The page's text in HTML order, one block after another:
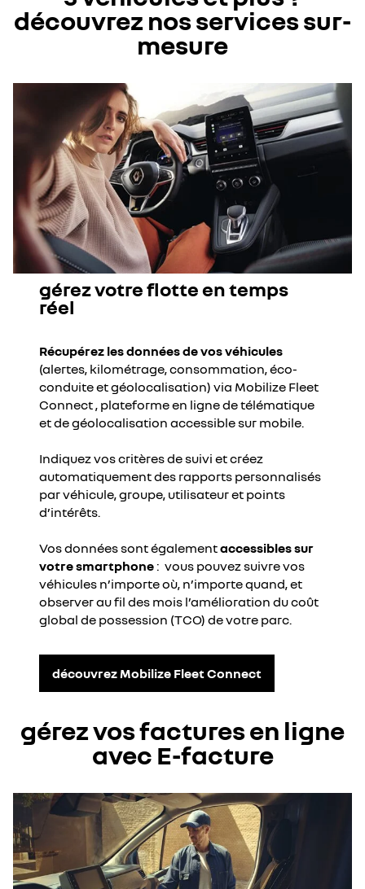
découvrez nos services sur-
mesure
gérez votre flotte en temps
réel
Récupérez les données de vos véhicules
(alertes, kilométrage, consommation, éco-
conduite et géolocalisation) via Mobilize Fleet
Connect , plateforme en ligne de télématique
et de géolocalisation accessible sur mobile.
Indiquez vos critères de suivi et créez
automatiquement des rapports personnalisés
par véhicule, groupe, utilisateur et points
d’intérêts.
Vos données sont égalementaccessibles sur
votre smartphone : vous pouvez suivre vos
véhicules n’importe où, n’importe quand, et
observer au fil des mois l’amélioration du coût
global de possession (TCO) de votre parc.
découvrez Mobilize Fleet Connect
gérez vos factures en ligne
avec E-facture